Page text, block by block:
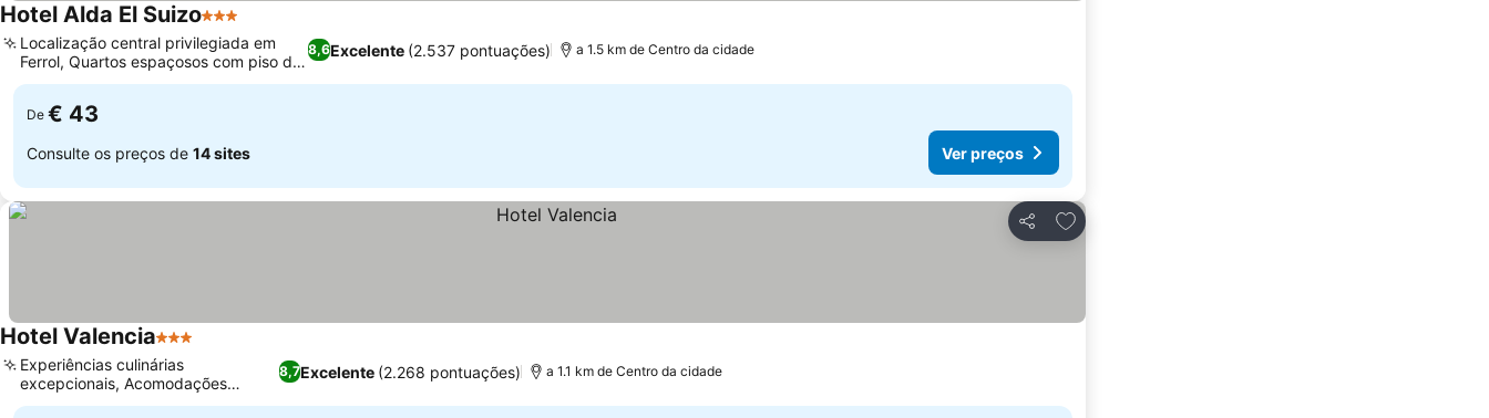
Hotel Alda El Suizo3 Estrelas
8,6Excelente (2.537 pontuações)
Localização central privilegiada em
Ferrol, Quartos espaçosos com piso de
parquet
a 1.5 km de Centro da cidade
De € 43
Consulte os preços de 14 sites Ver preços
Partilhar
Adicionar aos favoritos
Hotel Valencia3 Estrelas
8,7Excelente (2.268 pontuações)
Experiências culinárias
excepcionais, Acomodações
modernas e limpas
a 1.1 km de Centro da cidade